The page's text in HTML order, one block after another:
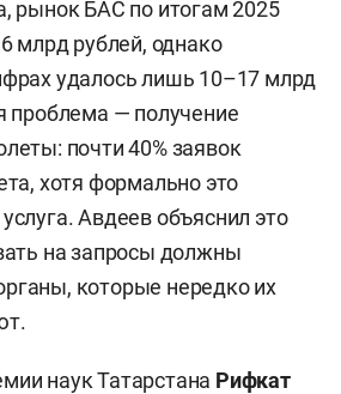
рынок БАС по итогам 2025
млрд рублей, однако
удалось лишь 10–17 млрд
проблема — получение
почти 40% заявок
хотя формально это
Авдеев объяснил это
на запросы должны
которые нередко их
наук Татарстана Рифкат